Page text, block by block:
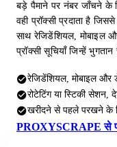
बड़े पैमाने पर नंबर जाँचने के
वही प्रॉक्सी प्रदाता है
साथ रेजिडेंशियल, मोबाइल
प्रॉक्सी सूचियाँ जिन्हें
रेजिडेंशियल, मोबाइल और
रोटेटिंग या स्टिकी सेशन,
खरीदने से पहले परखने के
PROXYSCRAPE से